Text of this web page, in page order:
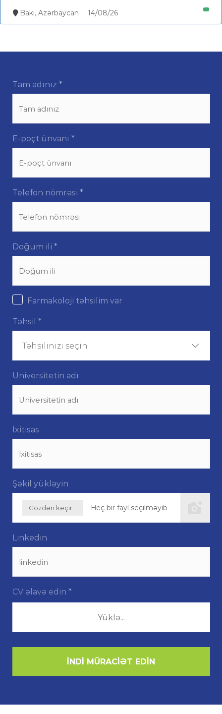
Bakı, Azərbaycan 14/08/26
Tam adınız *
E-poçt ünvanı *
Telefon nömrəsi *
Doğum ili *
Farmakoloji təhsilim var
Təhsil *
Təhsilinizi seçin
Universitetin adı
İxitisas
Şəkil yükləyin
Gözdən keçir... Heç bir fayl seçilməyib
Linkedin
CV əlavə edin *
Yüklə...
İNDI MÜRACIƏT EDIN